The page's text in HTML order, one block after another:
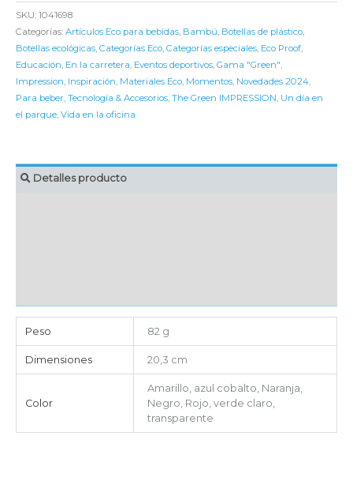
SKU: 1041698
Categorías: Artículos Eco para bebidas, Bambú, Botellas de plástico,
Botellas ecológicas, Categorías Eco, Categorías especiales, Eco Proof,
Educación, En la carretera, Eventos deportivos, Gama "Green",
Impression, Inspiración, Materiales Eco, Momentos, Novedades 2024,
Para beber, Tecnología & Accesorios, The Green IMPRESSION, Un día en
el parque, Vida en la oficina
Detalles producto
Peso 82 g
Dimensiones 20,3 cm
Color
Amarillo, azul cobalto, Naranja,
Negro, Rojo, verde claro,
transparente